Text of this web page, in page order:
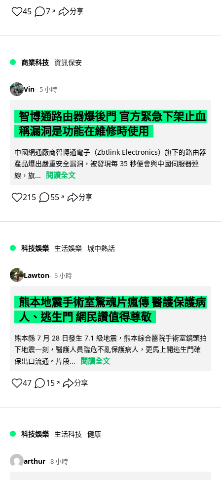
45 7 ↗ 分享
商業科技 資訊保安
Vin 5 小時
智博通路由器爆後門 官方緊急下架止血
稱漏洞是功能在維修時使用
中國網通廠商智博通電子（Zbtlink Electronics）旗下的路由器
產品爆出嚴重安全漏洞，被發現每 35 秒便會與中國伺服器連
線，旗...
閱讀全文
215 55 ↗ 分享
科技娛樂 生活娛樂 城中熱話
Lawton 5 小時
熊本地震手術室驚魂片瘋傳 醫護保護病
人、逃生門 網民讚值得尊敬
熊本縣 7 月 28 日發生 7.1 級地震，熊本綜合醫院手術室鏡頭拍
下地震一刻，醫護人員臨危不亂保護病人，更馬上開逃生門確
保出口流通。片段...
閱讀全文
47 15 ↗ 分享
科技娛樂 生活科技 健康
arthur 8 小時